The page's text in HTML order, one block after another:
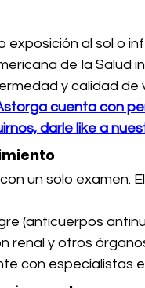
exposición al sol o
de la Salud
y calidad de
cuenta con
darle like a
un solo examen.
(anticuerpos
renal y otros
con especialistas